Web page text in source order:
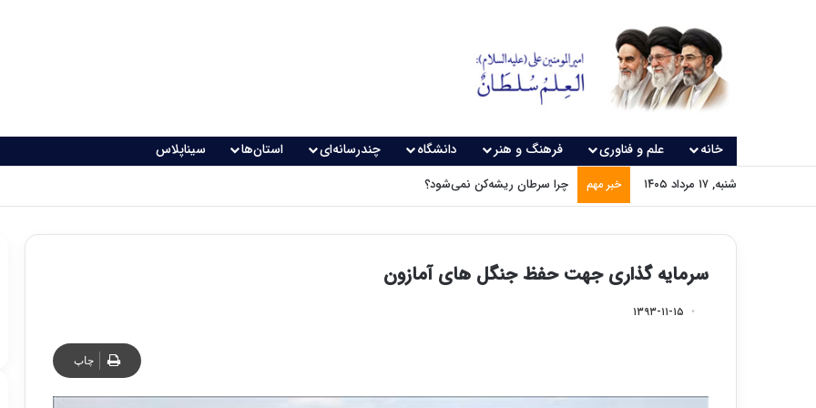
خانه علم و فناوری فرهنگ و هنر دانشگاه چندرسانه‌ای استان‌ها سیناپلاس
شنبه, ۱۷ مرداد ۱۴۰۵ خبر مهم چرا سرطان ریشه‌کن نمی‌شود؟
سرمایه گذاری جهت حفظ جنگل های آمازون
۱۳۹۳-۱۱-۱۵
چاپ